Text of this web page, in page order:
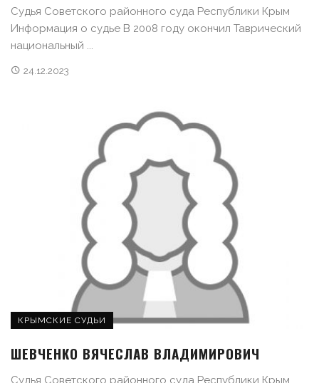
Судья Советского районного суда Республики Крым
Информация о судье В 2008 году окончил Таврический
национальный ...
24.12.2023
КРЫМСКИЕ СУДЬИ
ШЕВЧЕНКО ВЯЧЕСЛАВ ВЛАДИМИРОВИЧ
Судья Советского районного суда Республики Крым